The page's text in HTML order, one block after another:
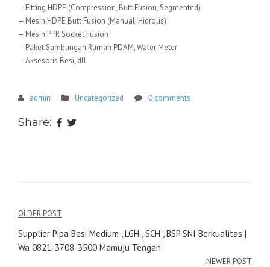
– Fitting HDPE (Compression, Butt Fusion, Segmented)
– Mesin HDPE Butt Fusion (Manual, Hidrolis)
– Mesin PPR Socket Fusion
– Paket Sambungan Rumah PDAM, Water Meter
– Aksesoris Besi, dll
admin Uncategorized 0 comments
Share:
Navigasi
pos
OLDER POST
Supplier Pipa Besi Medium , LGH , SCH , BSP SNI Berkualitas |
Wa 0821-3708-3500 Mamuju Tengah
NEWER POST